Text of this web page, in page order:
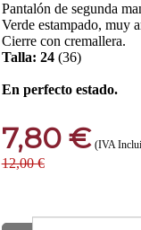
Pantalón de segunda
Verde estampado, muy
Cierre con cremallera.
Talla: 24(36)
En perfecto estado.
7,80 € (IVA
12,00 €